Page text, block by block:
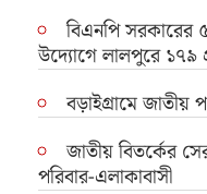
বিএনপি সরকারের
উদ্যোগে লালপুরে ১৭৯
বড়াইগ্রামে জাতীয়
জাতীয় বিতর্কের
পরিবার-এলাকাবাসী